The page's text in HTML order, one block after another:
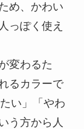
め、かわい
っぽく使え
変わるた
るカラーで
い」「やわ
う方から人